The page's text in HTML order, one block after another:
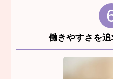
働きやすさを